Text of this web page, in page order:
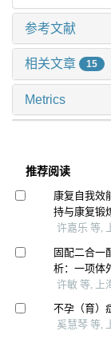
参考文献
相关文章 15
Metrics
推荐阅读
康复自我效
持与康复锻
许嘉乐 等,
固配二合一
析：一项体
许敏 等, 上
不孕（育）
奚慧琴 等,